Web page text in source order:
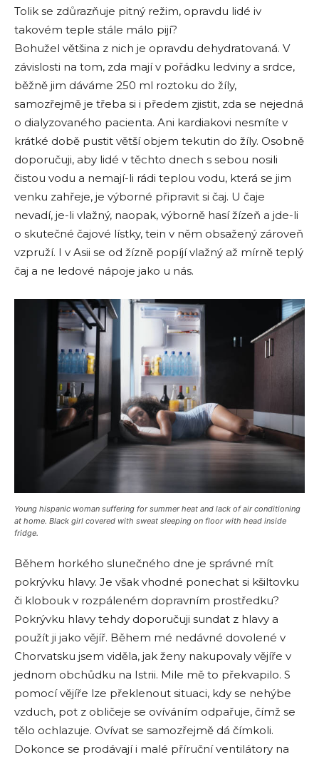
Tolik se zdůrazňuje pitný režim, opravdu lidé iv
takovém teple stále málo pijí?
Bohužel většina z nich je opravdu dehydratovaná. V
závislosti na tom, zda mají v pořádku ledviny a srdce,
běžně jim dáváme 250 ml roztoku do žíly,
samozřejmě je třeba si i předem zjistit, zda se nejedná
o dialyzovaného pacienta. Ani kardiakovi nesmíte v
krátké době pustit větší objem tekutin do žíly. Osobně
doporučuji, aby lidé v těchto dnech s sebou nosili
čistou vodu a nemají-li rádi teplou vodu, která se jim
venku zahřeje, je výborné připravit si čaj. U čaje
nevadí, je-li vlažný, naopak, výborně hasí žízeň a jde-li
o skutečné čajové lístky, tein v něm obsažený zároveň
vzpruží. I v Asii se od žízně popíjí vlažný až mírně teplý
čaj a ne ledové nápoje jako u nás.
Young hispanic woman suffering for summer heat and lack of air conditioning
at home. Black girl covered with sweat sleeping on floor with head inside
fridge.
Během horkého slunečného dne je správné mít
pokrývku hlavy. Je však vhodné ponechat si kšiltovku
či klobouk v rozpáleném dopravním prostředku?
Pokrývku hlavy tehdy doporučuji sundat z hlavy a
použít ji jako vějíř. Během mé nedávné dovolené v
Chorvatsku jsem viděla, jak ženy nakupovaly vějíře v
jednom obchůdku na Istrii. Mile mě to překvapilo. S
pomocí vějíře lze překlenout situaci, kdy se nehýbe
vzduch, pot z obličeje se ovíváním odpařuje, čímž se
tělo ochlazuje. Ovívat se samozřejmě dá čímkoli.
Dokonce se prodávají i malé příruční ventilátory na